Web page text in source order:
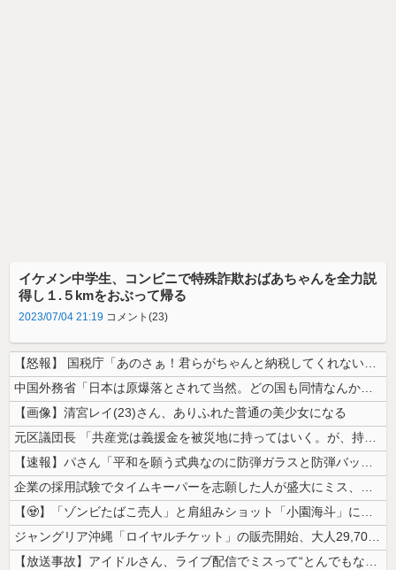
イケメン中学生、コンビニで特殊詐欺おばあちゃんを全力説
得し１.５kmをおぶって帰る
2023/07/04 21:19 コメント(23)
【怒報】 国税庁「あのさぁ！君らがちゃんと納税してくれないとこうなっち...
中国外務省「日本は原爆落とされて当然。どの国も同情なんかしない」
【画像】清宮レイ(23)さん、ありふれた普通の美少女になる
元区議団長 「共産党は義援金を被災地に持ってはいく。が、持って行った先...
【速報】パさん「平和を願う式典なのに防弾ガラスと防弾バッグSP」安倍元...
企業の採用試験でタイムキーパーを志願した人が盛大にミス、グループは険悪...
【🧟】「ゾンビたばこ売人」と肩組みショット「小園海斗」に注がれる“厳...
ジャングリア沖縄「ロイヤルチケット」の販売開始、大人29,700円にｗ...
【放送事故】アイドルさん、ライブ配信でミスって“とんでもないもの”を映...